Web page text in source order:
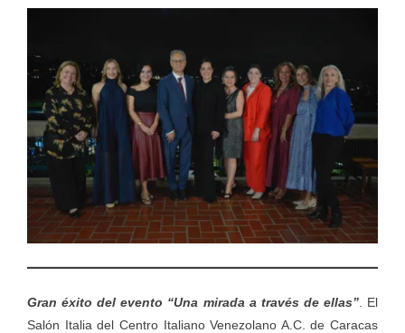
Gran éxito del evento “Una mirada a través de ellas”. El
Salón Italia del Centro Italiano Venezolano A.C. de Caracas